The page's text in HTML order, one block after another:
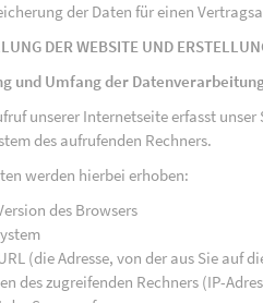
der Daten für einen
DER WEBSITE UND
und Umfang der
unserer Internetseite erfasst
des aufrufenden Rechners.
werden hierbei erhoben:
des Browsers
(die Adresse, von der aus Sie auf
des zugreifenden Rechners (IP-